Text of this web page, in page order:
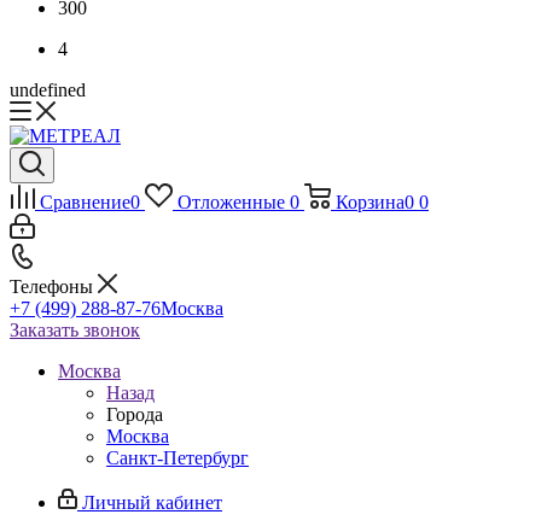
300
4
undefined
Сравнение0 Отложенные 0 Корзина0 0
Телефоны
+7 (499) 288-87-76Москва
Заказать звонок
Москва
Назад
Города
Москва
Санкт-Петербург
Личный кабинет